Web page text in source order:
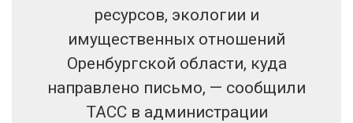
ресурсов, экологии и
имущественных отношений
Оренбургской области, куда
направлено письмо, — сообщили
ТАСС в администрации